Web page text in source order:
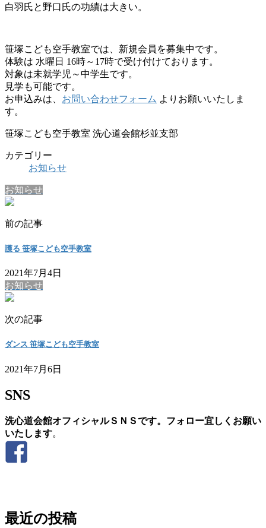
白羽氏と野口氏の功績は大きい。
笹塚こども空手教室では、新規会員を募集中です。
体験は 水曜日 16時～17時で受け付けております。
対象は未就学児～中学生です。
見学も可能です。
お申込みは、 お問い合わせフォーム よりお願いいたしま
す。
笹塚こども空手教室 洗心道会館杉並支部
カテゴリー
お知らせ
お知らせ
前の記事
護る 笹塚こども空手教室
2021年7月4日
お知らせ
次の記事
ダンス 笹塚こども空手教室
2021年7月6日
SNS
洗心道会館オフィシャルＳＮＳです。フォロー宜しくお願い
いたします。
最近の投稿